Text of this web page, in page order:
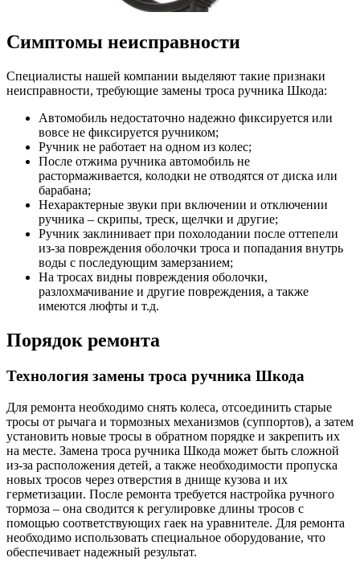
Симптомы неисправности
Специалисты нашей компании выделяют такие признаки
неисправности, требующие замены троса ручника Шкода:
Автомобиль недостаточно надежно фиксируется или
вовсе не фиксируется ручником;
Ручник не работает на одном из колес;
После отжима ручника автомобиль не
растормаживается, колодки не отводятся от диска или
барабана;
Нехарактерные звуки при включении и отключении
ручника – скрипы, треск, щелчки и другие;
Ручник заклинивает при похолодании после оттепели
из-за повреждения оболочки троса и попадания внутрь
воды с последующим замерзанием;
На тросах видны повреждения оболочки,
разлохмачивание и другие повреждения, а также
имеются люфты и т.д.
Порядок ремонта
Технология замены троса ручника Шкода
Для ремонта необходимо снять колеса, отсоединить старые
тросы от рычага и тормозных механизмов (суппортов), а затем
установить новые тросы в обратном порядке и закрепить их
на месте. Замена троса ручника Шкода может быть сложной
из-за расположения детей, а также необходимости пропуска
новых тросов через отверстия в днище кузова и их
герметизации. После ремонта требуется настройка ручного
тормоза – она сводится к регулировке длины тросов с
помощью соответствующих гаек на уравнителе. Для ремонта
необходимо использовать специальное оборудование, что
обеспечивает надежный результат.